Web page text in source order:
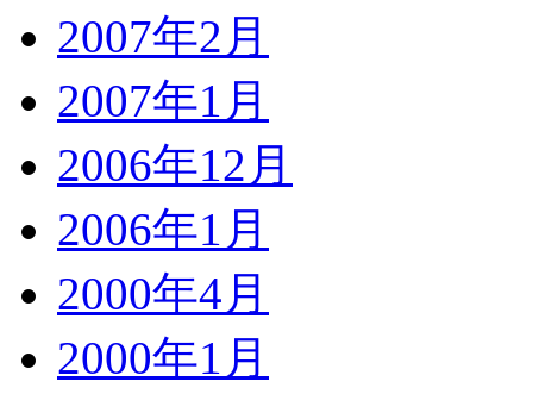
2007年2月
2007年1月
2006年12月
2006年1月
2000年4月
2000年1月